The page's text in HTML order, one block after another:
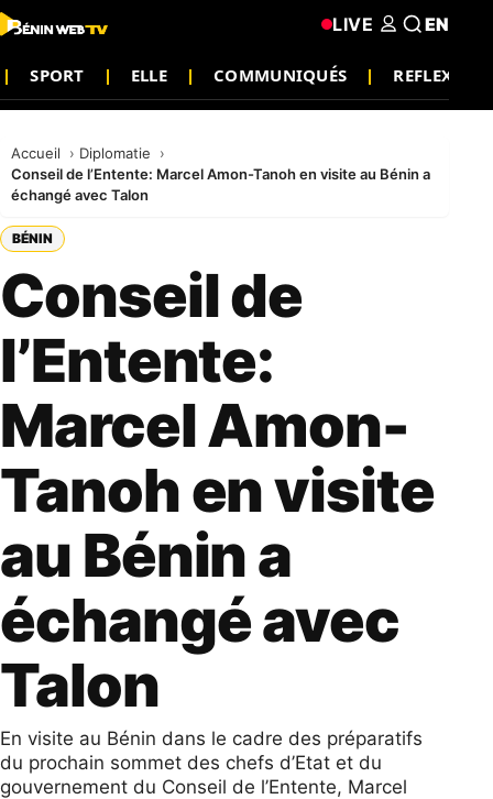
SPORT ELLE COMMUNIQUÉS REFLEXION
LIVE EN
Accueil
Diplomatie
Conseil de l’Entente: Marcel Amon-Tanoh en visite au Bénin a
échangé avec Talon
BÉNIN
Conseil de
l’Entente:
Marcel Amon-
Tanoh en visite
au Bénin a
échangé avec
Talon
En visite au Bénin dans le cadre des préparatifs
du prochain sommet des chefs d’Etat et du
gouvernement du Conseil de l’Entente, Marcel